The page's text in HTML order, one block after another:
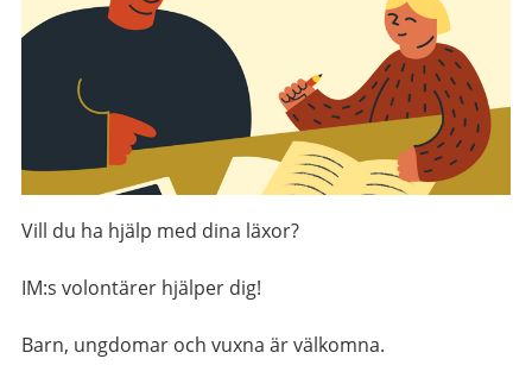
Vill du ha hjälp med dina läxor?
IM:s volontärer hjälper dig!
Barn, ungdomar och vuxna är välkomna.